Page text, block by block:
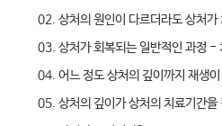
02. 상처의 원인이 다르더라도 상처가
03. 상처가 회복되는 일반적인 과정 -
04. 어느 정도 상처의 깊이까지 재생
05. 상처의 깊이가 상처의 치료기간을